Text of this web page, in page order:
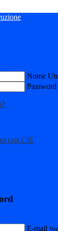
Nome
Password
con CIE
E-mail